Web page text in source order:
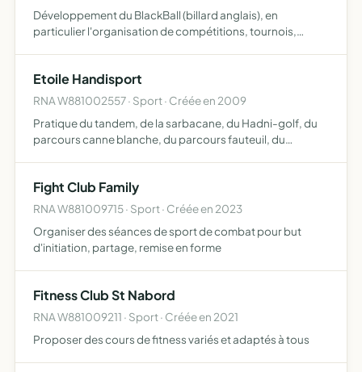
Développement du BlackBall (billard anglais), en
particulier l'organisation de compétitions, tournois,
équipe, ain…
Etoile Handisport
RNA W881002557 · Sport · Créée en 2009
Pratique du tandem, de la sarbacane, du Hadni-golf, du
parcours canne blanche, du parcours fauteuil, du
Fight Club Family
RNA W881009715 · Sport · Créée en 2023
Organiser des séances de sport de combat pour but
d'initiation, partage, remise en forme
Fitness Club St Nabord
RNA W881009211 · Sport · Créée en 2021
Proposer des cours de fitness variés et adaptés à tous